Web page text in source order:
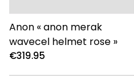
Anon « anon merak
wavecel helmet rose »
€319.95